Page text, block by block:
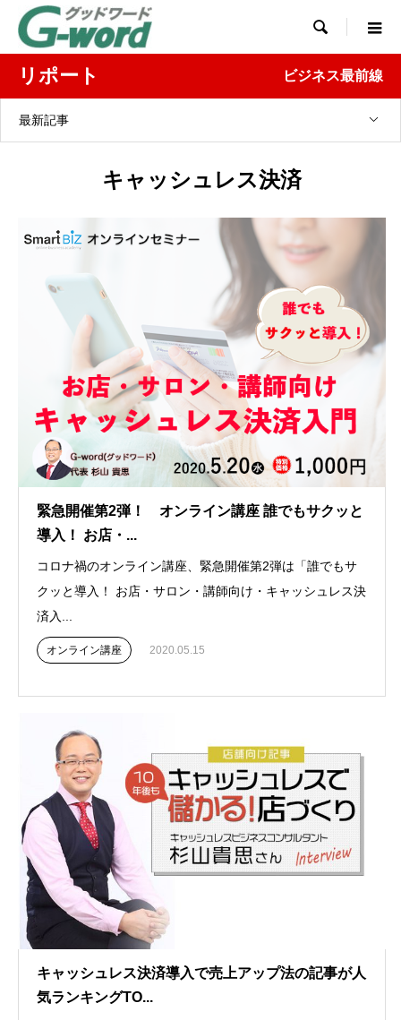

リポート ビジネス最前線
最新記事
キャッシュレス決済
緊急開催第2弾！ オンライン講座 誰でもサクッと
導入！ お店・...
コロナ禍のオンライン講座、緊急開催第2弾は「誰でもサ
クッと導入！ お店・サロン・講師向け・キャッシュレス決
済入...
オンライン講座 2020.05.15
キャッシュレス決済導入で売上アップ法の記事が人
気ランキングTO...